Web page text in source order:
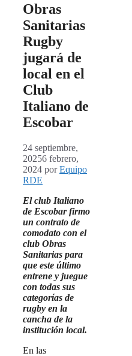
Obras
Sanitarias
Rugby
jugará de
local en el
Club
Italiano de
Escobar
24 septiembre,
20256 febrero,
2024 porEquipo
RDE
El club Italiano
de Escobar firmo
un contrato de
comodato con el
club Obras
Sanitarias para
que este último
entrene y juegue
con todas sus
categorías de
rugby en la
cancha de la
institución local.
En las